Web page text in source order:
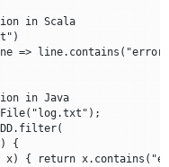
in Scala
=>
in Java
{
{ return